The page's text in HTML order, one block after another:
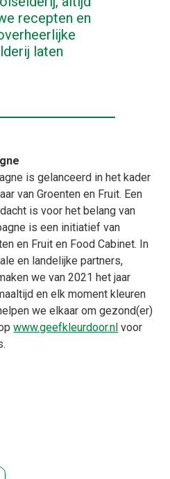
recepten en
laten
is gelanceerd in het kader
van Groenten en Fruit. Een
is voor het belang van
is een initiatief van
en Fruit en Food Cabinet. In
en landelijke partners,
we van 2021 het jaar
en elk moment kleuren
we elkaar om gezond(er)
www.geefkleurdoor.nl voor